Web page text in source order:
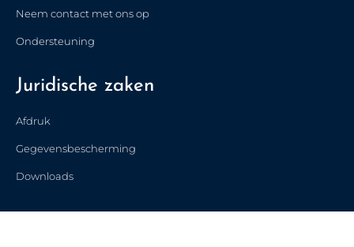
Neem contact met ons op
Ondersteuning
Juridische zaken
Afdruk
Gegevensbescherming
Downloads